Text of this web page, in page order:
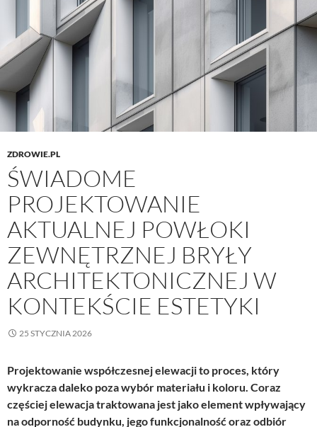
ZDROWIE.PL
ŚWIADOME
PROJEKTOWANIE
AKTUALNEJ POWŁOKI
ZEWNĘTRZNEJ BRYŁY
ARCHITEKTONICZNEJ W
KONTEKŚCIE ESTETYKI
25 STYCZNIA 2026
Projektowanie współczesnej elewacji to proces, który
wykracza daleko poza wybór materiału i koloru. Coraz
częściej elewacja traktowana jest jako element wpływający
na odporność budynku, jego funkcjonalność oraz odbiór